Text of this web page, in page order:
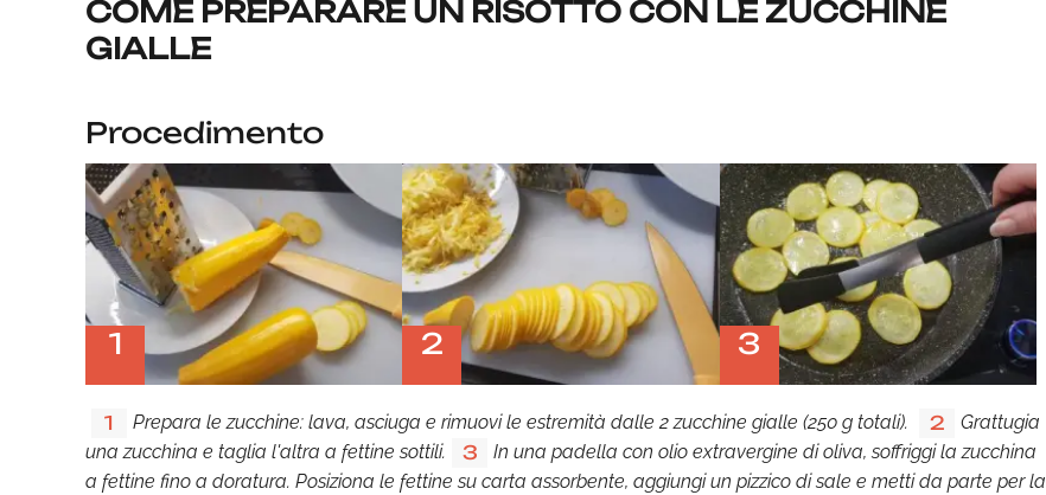
COME PREPARARE UN RISOTTO CON LE ZUCCHINE
GIALLE
Procedimento
1 2 3
1 Prepara le zucchine: lava, asciuga e rimuovi le estremità dalle 2 zucchine gialle (250 g totali). 2
Grattugia
una zucchina e taglia l'altra a fettine sottili.
3
In una padella con olio extravergine di oliva, soffriggi la zucchina
a fettine fino a doratura. Posiziona le fettine su carta assorbente, aggiungi un pizzico di sale e metti da parte per la